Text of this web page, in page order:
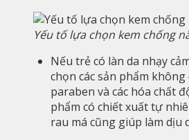
Yếu tố lựa chọn kem chống
Nếu trẻ có làn da nhạy
chọn các sản phẩm
paraben và các hóa chất
phẩm có chiết xuất tự
rau má cũng giúp làm dịu